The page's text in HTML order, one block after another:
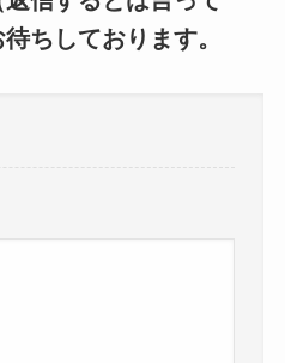
ちしております。